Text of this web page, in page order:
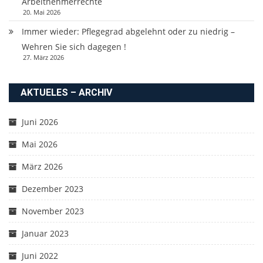
20. Mai 2026
Immer wieder: Pflegegrad abgelehnt oder zu niedrig –
Wehren Sie sich dagegen !
27. März 2026
AKTUELES – ARCHIV
Juni 2026
Mai 2026
März 2026
Dezember 2023
November 2023
Januar 2023
Juni 2022